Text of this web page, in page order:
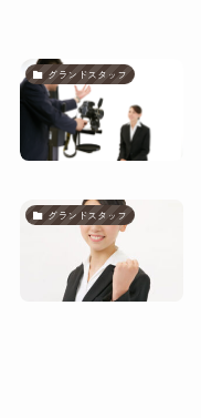
グランドスタッフ
グランドスタッフ